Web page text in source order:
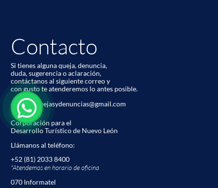
Contacto
Si tienes alguna queja, denuncia,
duda, sugerencia o aclaración,
contáctanos al siguiente correo y
con gusto te atenderemos lo antes posible.
codetur.quejasydenuncias@gmail.com
Corporación para el
Desarrollo Turístico de Nuevo León
Llámanos al teléfono:
+52 (81) 2033 8400
*Atendemos en horario de oﬁcina
070 Informatel